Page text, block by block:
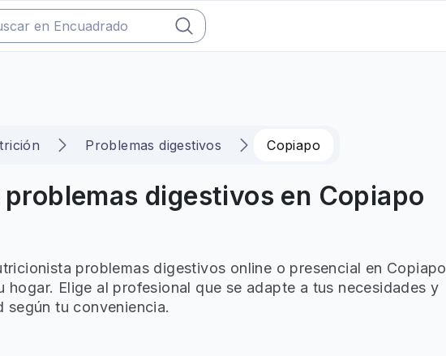
Problemas digestivos Copiapo
digestivos en Copiapo
problemas digestivos online o presencial en Copiapo
hogar. Elige al profesional que se adapte a tus necesidades y
según tu conveniencia.